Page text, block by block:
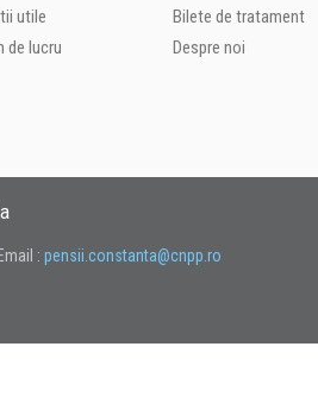
utile
de lucru
Bilete de tratament
Despre noi
Email : pensii.constanta@cnpp.ro